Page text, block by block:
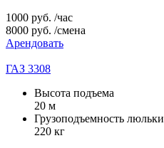
1000 руб. /час
8000 руб. /смена
Арендовать
ГАЗ 3308
Высота подъема
20 м
Грузоподъемность люльки
220 кг